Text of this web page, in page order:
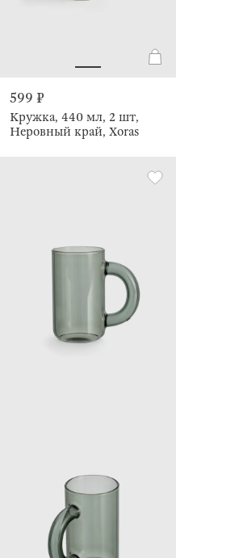
599 ₽
Кружка, 440 мл, 2 шт,
Неровный край, Xoras